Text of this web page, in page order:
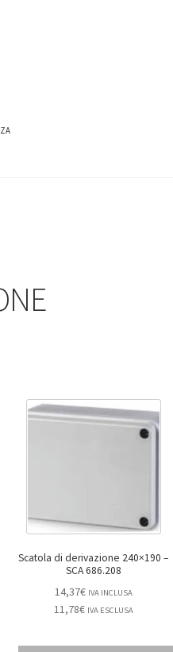
Scatola di derivazione 240×190 –
SCA 686.208
14,37€ IVA INCLUSA
11,78€ IVA ESCLUSA